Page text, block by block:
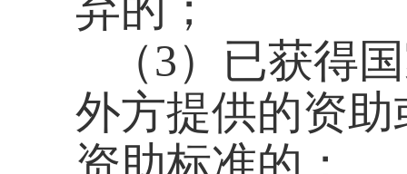
（3）已获得
外方提供的资